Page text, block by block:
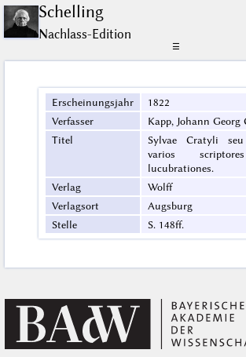
Schelling
Nachlass-Edition
☰
Erscheinungsjahr
1822
Verfasser
Kapp, Johann
Titel
Sylvae Cratyli
varios
lucubrationes.
Verlag
Wolff
Verlagsort
Augsburg
Stelle
S. 148ff.